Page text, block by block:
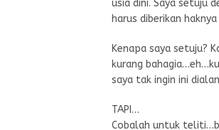
usia dini. Saya setuju
harus diberikan
Kenapa saya setuju?
kurang
saya tak ingin ini
TAPI…
Cobalah untuk